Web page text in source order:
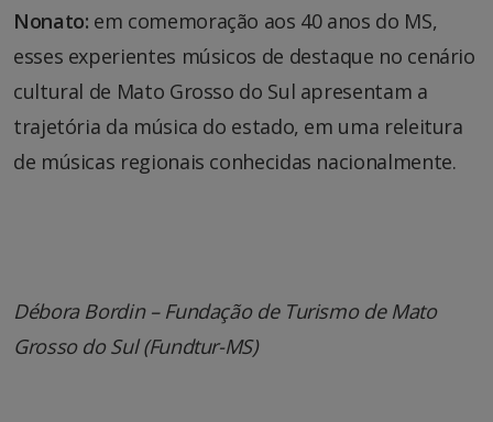
Nonato: em comemoração aos 40 anos do MS,
esses experientes músicos de destaque no cenário
cultural de Mato Grosso do Sul apresentam a
trajetória da música do estado, em uma releitura
de músicas regionais conhecidas nacionalmente.
Débora Bordin – Fundação de Turismo de Mato
Grosso do Sul (Fundtur-MS)